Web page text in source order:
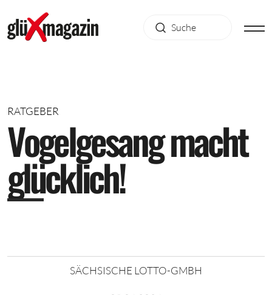
RATGEBER
Vogelgesangmacht
glücklich!
SÄCHSISCHE LOTTO-GMBH